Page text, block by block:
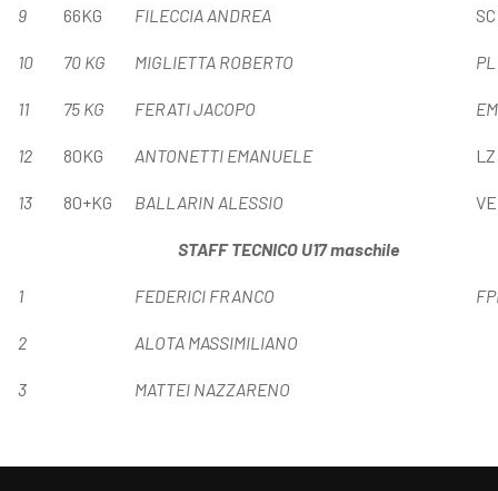
9 66KG FILECCIA ANDREA SC
10 70 KG MIGLIETTA ROBERTO PL
11 75 KG FERATI JACOPO EM
12 80KG ANTONETTI EMANUELE LZ
13 80+KG BALLARIN ALESSIO VE
STAFF TECNICO U17maschile
1 FEDERICI FRANCO
2 ALOTA MASSIMILIANO
3 MATTEI NAZZARENO